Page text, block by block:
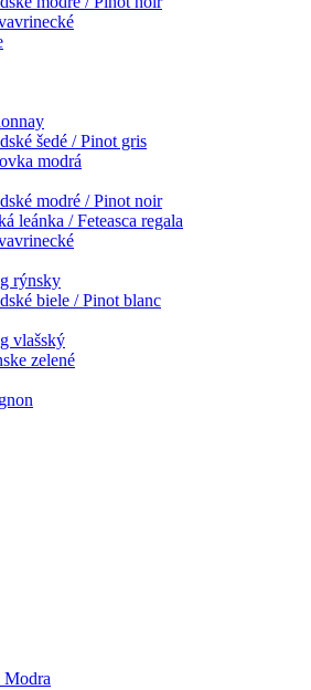
šedé / Pinot gris
modrá
modré / Pinot noir
leánka / Feteasca regala
rýnsky
biele / Pinot blanc
vlašský
zelené